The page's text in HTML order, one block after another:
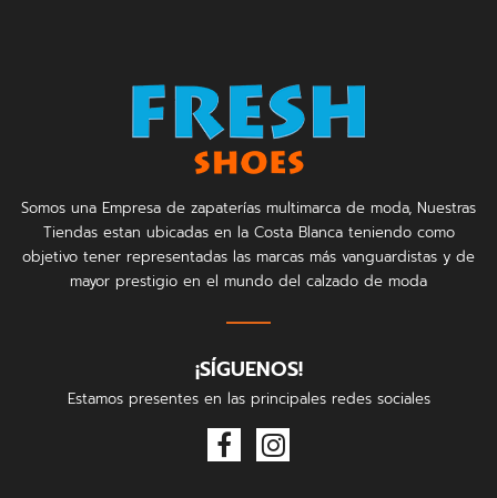
Somos una Empresa de zapaterías multimarca de moda, Nuestras
Tiendas estan ubicadas en la Costa Blanca teniendo como
objetivo tener representadas las marcas más vanguardistas y de
mayor prestigio en el mundo del calzado de moda
¡SÍGUENOS!
Estamos presentes en las principales redes sociales